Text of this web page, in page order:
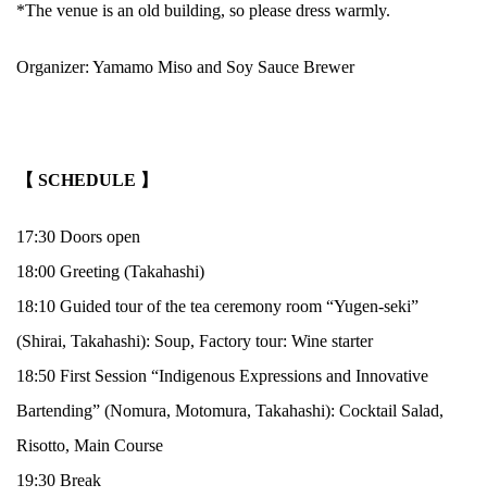
*The venue is an old building, so please dress warmly.
Organizer: Yamamo Miso and Soy Sauce Brewer
【 SCHEDULE 】
17:30 Doors open
18:00 Greeting (Takahashi)
18:10 Guided tour of the tea ceremony room “Yugen-seki”
(Shirai, Takahashi): Soup, Factory tour: Wine starter
18:50 First Session “Indigenous Expressions and Innovative
Bartending” (Nomura, Motomura, Takahashi): Cocktail Salad,
Risotto, Main Course
19:30 Break